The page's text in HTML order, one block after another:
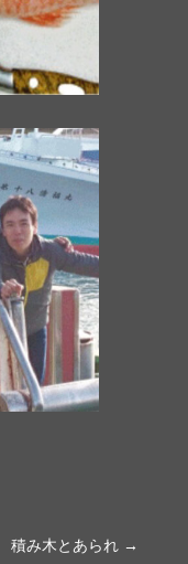
積み木とあられ →